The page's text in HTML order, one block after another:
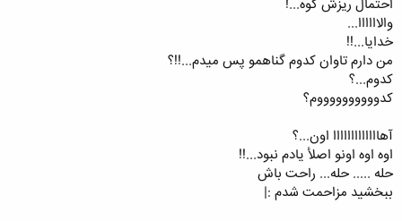
احتمال ریزش کوه...!
والاااااا...
خدایا...!!
من دارم تاوان کدوم گناهمو پس میدم...!!؟
کدوم...؟
کدووووووووووم؟
آهااااااااااااا اون...؟
اوه اوه اونو اصلأ یادم نبود...!!
حله ..... حله... راحت باش
ببخشید مزاحمت شدم :|